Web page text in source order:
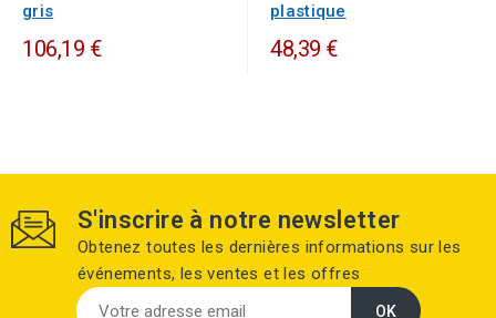
gris
106,19 €
plastique
48,39 €
S'inscrire à notre newsletter
Obtenez toutes les dernières informations sur les
événements, les ventes et les offres